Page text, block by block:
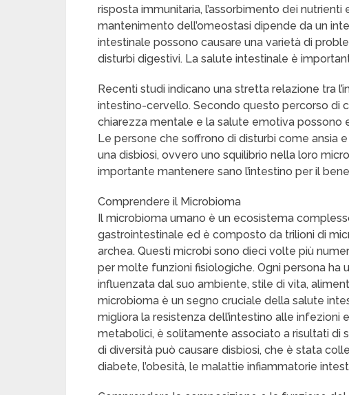
risposta immunitaria, l’assorbimento dei
mantenimento dell’omeostasi dipende da un
intestinale possono causare una varietà di
disturbi digestivi. La salute intestinale è
Recenti studi indicano una stretta relazione tra
intestino-cervello. Secondo questo percorso di
chiarezza mentale e la salute emotiva possono
Le persone che soffrono di disturbi come ansia
una disbiosi, ovvero uno squilibrio nella loro
importante mantenere sano l’intestino per il
Comprendere il Microbioma
Il microbioma umano è un ecosistema
gastrointestinale ed è composto da trilioni di
archea. Questi microbi sono dieci volte più
per molte funzioni fisiologiche. Ogni persona
influenzata dal suo ambiente, stile di vita,
microbioma è un segno cruciale della salute
migliora la resistenza dell’intestino alle infezioni
metabolici, è solitamente associato a risultati di
di diversità può causare disbiosi, che è stata
diabete, l’obesità, le malattie infiammatorie